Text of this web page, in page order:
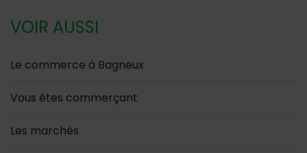
VOIR AUSSI
Le commerce à Bagneux
Vous êtes commerçant
Les marchés